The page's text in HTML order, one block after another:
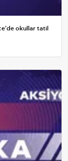
okullar tatil